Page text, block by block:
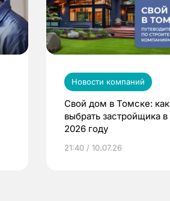
Новости компаний
Свой дом в Томске: как
выбрать застройщика в
2026 году
21:40 / 10.07.26